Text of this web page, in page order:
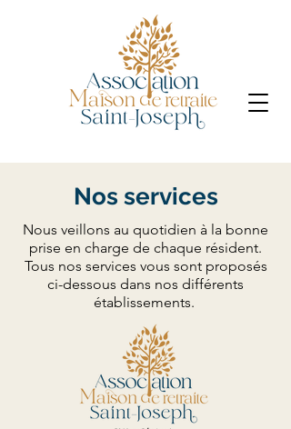
Nos services
Nous veillons au quotidien à la bonne
prise en charge de chaque résident.
Tous nos services vous sont proposés
ci-dessous dans nos différents
établissements.